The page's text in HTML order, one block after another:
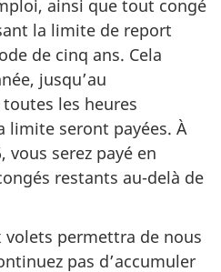
ainsi que tout congé
la limite de report
de cinq ans. Cela
jusqu’au
toutes les heures
limite seront payées. À
, vous serez payé en
restants au-delà de
volets permettra de nous
pas d’accumuler